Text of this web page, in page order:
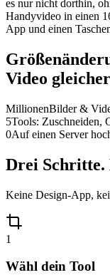
es nur nicht dorthin,
Handyvideo in einen
App und einen
Video
MillionenBilder &
5Tools: Zuschneiden,
0Auf einen Server
Drei Schritte.
Keine Design-App,
1
Wähl dein Tool